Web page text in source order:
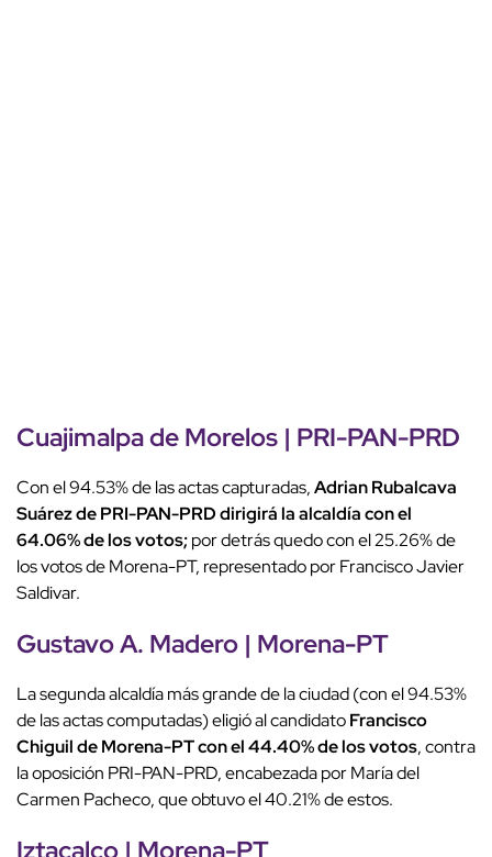
Cuajimalpa de Morelos | PRI-PAN-PRD
Con el 94.53% de las actas capturadas,Adrian Rubalcava
Suárez de PRI-PAN-PRD dirigirá la alcaldía con el
64.06% de los votos;por detrás quedo con el 25.26% de
los votos de Morena-PT, representado por Francisco Javier
Saldivar.
Gustavo A. Madero | Morena-PT
La segunda alcaldía más grande de la ciudad (con el 94.53%
de las actas computadas) eligió al candidatoFrancisco
Chiguil de Morena-PT con el 44.40% de los votos, contra
la oposición PRI-PAN-PRD, encabezada por María del
Carmen Pacheco, que obtuvo el 40.21% de estos.